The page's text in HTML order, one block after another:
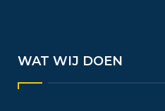
WAT WIJ DOEN